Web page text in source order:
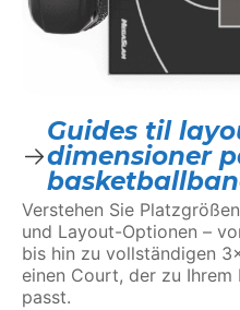
Guides til
dimensioner
Verstehen Sie
und Layout-Optionen –
bis hin zu vollständigen
einen Court, der zu
passt.